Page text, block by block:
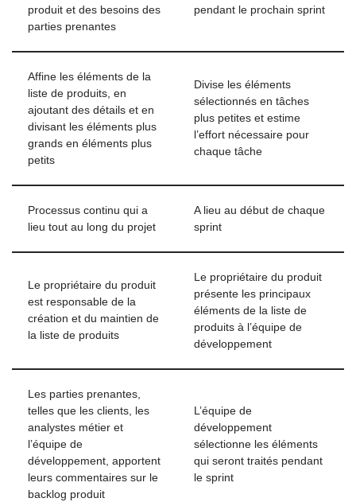
produit et des besoins des
parties prenantes
pendant le prochain sprint
Affine les éléments de la
liste de produits, en
ajoutant des détails et en
divisant les éléments plus
grands en éléments plus
petits
Divise les éléments
sélectionnés en tâches
plus petites et estime
l’effort nécessaire pour
chaque tâche
Processus continu qui a
lieu tout au long du projet
A lieu au début de chaque
sprint
Le propriétaire du produit
est responsable de la
création et du maintien de
la liste de produits
Le propriétaire du produit
présente les principaux
éléments de la liste de
produits à l’équipe de
développement
Les parties prenantes,
telles que les clients, les
analystes métier et
l’équipe de
développement, apportent
leurs commentaires sur le
backlog produit
L’équipe de
développement
sélectionne les éléments
qui seront traités pendant
le sprint